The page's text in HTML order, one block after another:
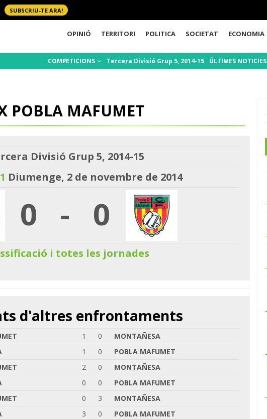
SUBSCRIU-TE ARA!
OPINIÓ TERRITORI POLITICA SOCIETAT ECONOMIA
COMPETICIONS Tercera Divisió Grup 5, 2014-15 ÚLTIMES NOTICIES
POBLA MAFUMET
Divisió Grup 5, 2014-15
Diumenge, 2 de novembre de 2014
0 - 0
i totes les jornades
d'altres enfrontaments
1 0
MONTAÑESA
1 0
POBLA MAFUMET
2 0
MONTAÑESA
0 0
POBLA MAFUMET
0 3
MONTAÑESA
3 0
POBLA MAFUMET